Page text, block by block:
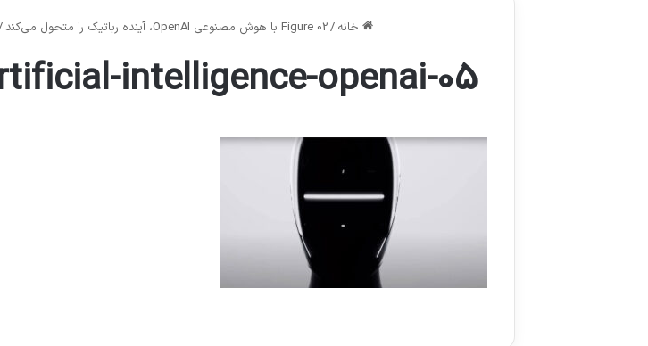
خانه /Figure 02 با هوش مصنوعی OpenAI، آینده رباتیک را متحول می‌کند
intelligence-openai-05